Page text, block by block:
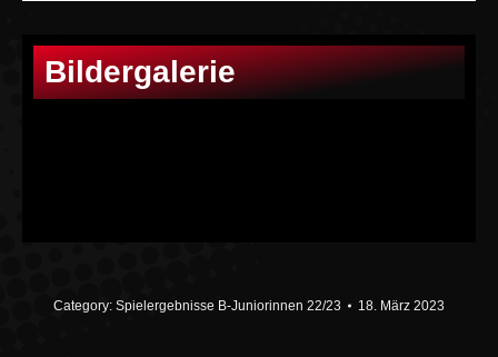
Bildergalerie
Category: Spielergebnisse B-Juniorinnen 22/23 18. März 2023